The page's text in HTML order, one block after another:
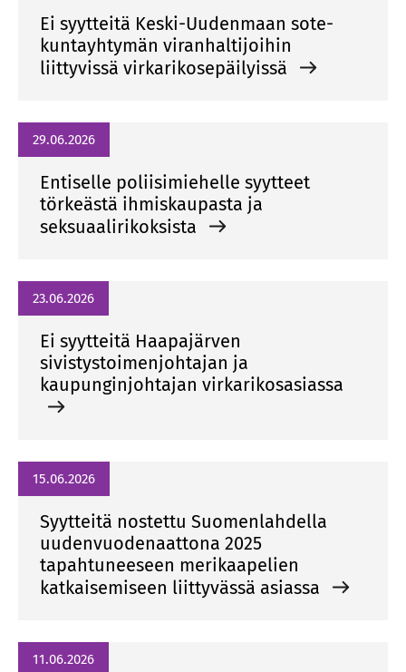
Ei syytteitä Keski-Uudenmaan sote-
kuntayhtymän viranhaltijoihin
liittyvissä virkarikosepäilyissä
29.06.2026
Entiselle poliisimiehelle syytteet
törkeästä ihmiskaupasta ja
seksuaalirikoksista
23.06.2026
Ei syytteitä Haapajärven
sivistystoimenjohtajan ja
kaupunginjohtajan virkarikosasiassa
15.06.2026
Syytteitä nostettu Suomenlahdella
uudenvuodenaattona 2025
tapahtuneeseen merikaapelien
katkaisemiseen liittyvässä asiassa
11.06.2026